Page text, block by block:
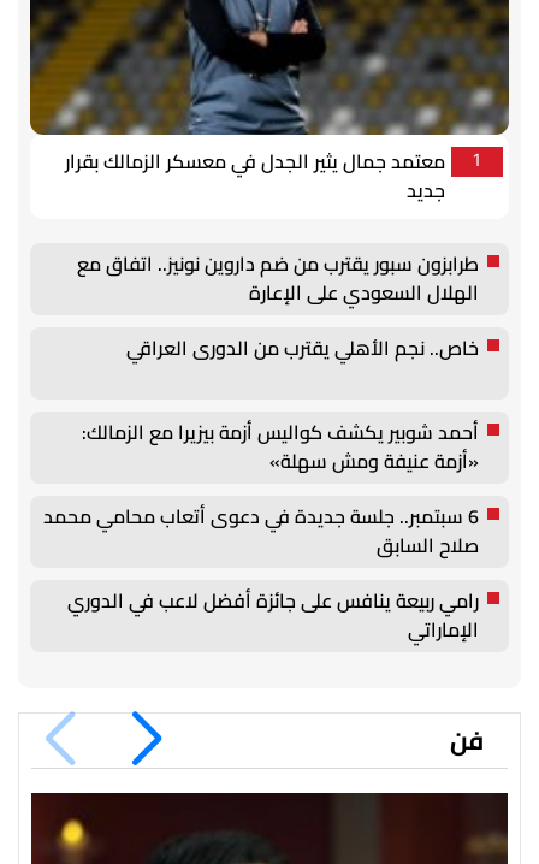
1
معتمد جمال يثير الجدل في معسكر الزمالك بقرار
جديد
طرابزون سبور يقترب من ضم داروين نونيز.. اتفاق مع
الهلال السعودي على الإعارة
خاص.. نجم الأهلي يقترب من الدورى العراقي
أحمد شوبير يكشف كواليس أزمة بيزيرا مع الزمالك:
«أزمة عنيفة ومش سهلة»
6 سبتمبر.. جلسة جديدة في دعوى أتعاب محامي محمد
صلاح السابق
رامي ربيعة ينافس على جائزة أفضل لاعب في الدوري
الإماراتي
فن